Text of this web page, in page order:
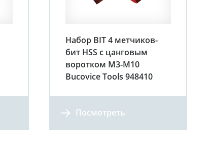
Набор BIT 4 метчиков-
бит HSS с цанговым
воротком М3-М10
Bucovice Tools 948410
Посмотреть